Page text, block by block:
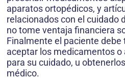
aparatos ortopédicos, y
relacionados con el cuidado
no tome ventaja financiera
Finalmente el paciente
aceptar los medicamentos
para su cuidado, u
médico.